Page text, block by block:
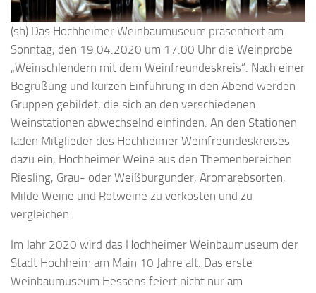
(sh) Das Hochheimer Weinbaumuseum präsentiert am
Sonntag, den 19.04.2020 um 17.00 Uhr die Weinprobe
„Weinschlendern mit dem Weinfreundeskreis“. Nach einer
Begrüßung und kurzen Einführung in den Abend werden
Gruppen gebildet, die sich an den verschiedenen
Weinstationen abwechselnd einfinden. An den Stationen
laden Mitglieder des Hochheimer Weinfreundeskreises
dazu ein, Hochheimer Weine aus den Themenbereichen
Riesling, Grau- oder Weißburgunder, Aromarebsorten,
Milde Weine und Rotweine zu verkosten und zu
vergleichen.
Im Jahr 2020 wird das Hochheimer Weinbaumuseum der
Stadt Hochheim am Main 10 Jahre alt. Das erste
Weinbaumuseum Hessens feiert nicht nur am